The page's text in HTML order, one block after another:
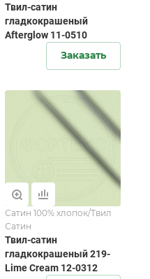
Твил-сатин
гладкокрашеный
Afterglow 11-0510
Заказать
Сатин 100% хлопок/Твил
Сатин
Твил-сатин
гладкокрашеный 219-
Lime Cream 12-0312